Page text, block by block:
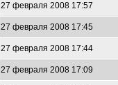
27 февраля 2008 17:57
27 февраля 2008 17:45
27 февраля 2008 17:44
27 февраля 2008 17:09